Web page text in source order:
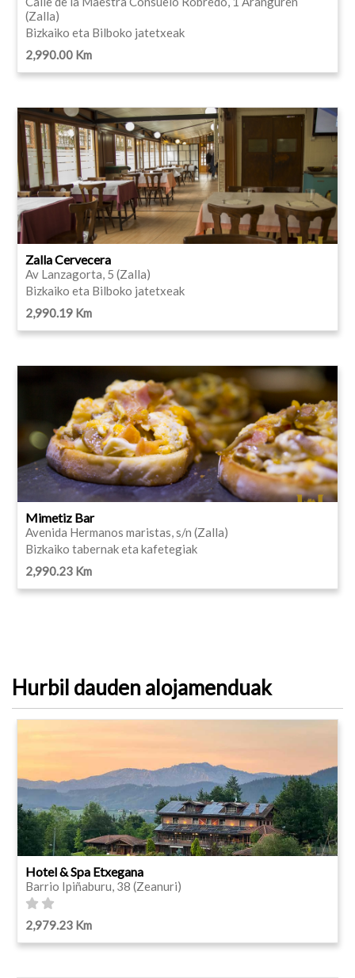
(Zalla)
Bizkaiko eta Bilboko jatetxeak
2,990.00 Km
Zalla Cervecera
Av Lanzagorta, 5 (Zalla)
Bizkaiko eta Bilboko jatetxeak
2,990.19 Km
Mimetiz Bar
Avenida Hermanos maristas, s/n (Zalla)
Bizkaiko tabernak eta kafetegiak
2,990.23 Km
Hurbil dauden alojamenduak
Hotel & Spa Etxegana
Barrio Ipiñaburu, 38 (Zeanuri)
2,979.23 Km